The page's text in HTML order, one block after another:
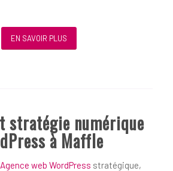
EN SAVOIR PLUS
stratégie numérique
à Maffle
Agence web WordPress stratégique,